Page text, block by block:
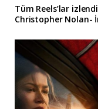
Tüm Reels’lar
Christopher Nolan-